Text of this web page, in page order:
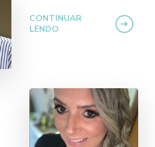
CONTINUAR
LENDO